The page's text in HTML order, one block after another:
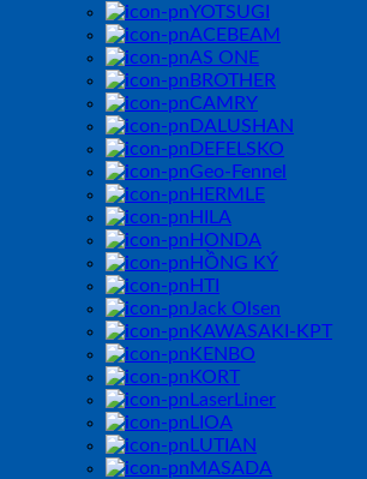
YOTSUGI
ACEBEAM
AS ONE
BROTHER
CAMRY
DALUSHAN
DEFELSKO
Geo-Fennel
HERMLE
HILA
HONDA
HỒNG KÝ
HTI
Jack Olsen
KAWASAKI-KPT
KENBO
KORT
LaserLiner
LIOA
LUTIAN
MASADA